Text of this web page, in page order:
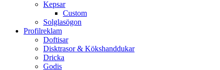
Kepsar
Custom
Solglasögon
Profilreklam
Doftisar
Disktrasor & Kökshanddukar
Dricka
Godis